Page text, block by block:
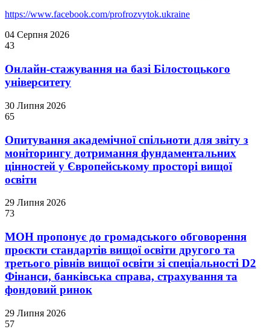
https://www.facebook.com/profrozvytok.ukraine
04 Серпня 2026
43
Онлайн-стажування на базі Білостоцького
університету
30 Липня 2026
65
Опитування академічної спільноти для звіту з
моніторингу дотримання фундаментальних
цінностей у Європейському просторі вищої
освіти
29 Липня 2026
73
МОН пропонує до громадського обговорення
проєкти стандартів вищої освіти другого та
третього рівнів вищої освіти зі спеціальності D2
Фінанси, банківська справа, страхування та
фондовий ринок
29 Липня 2026
57